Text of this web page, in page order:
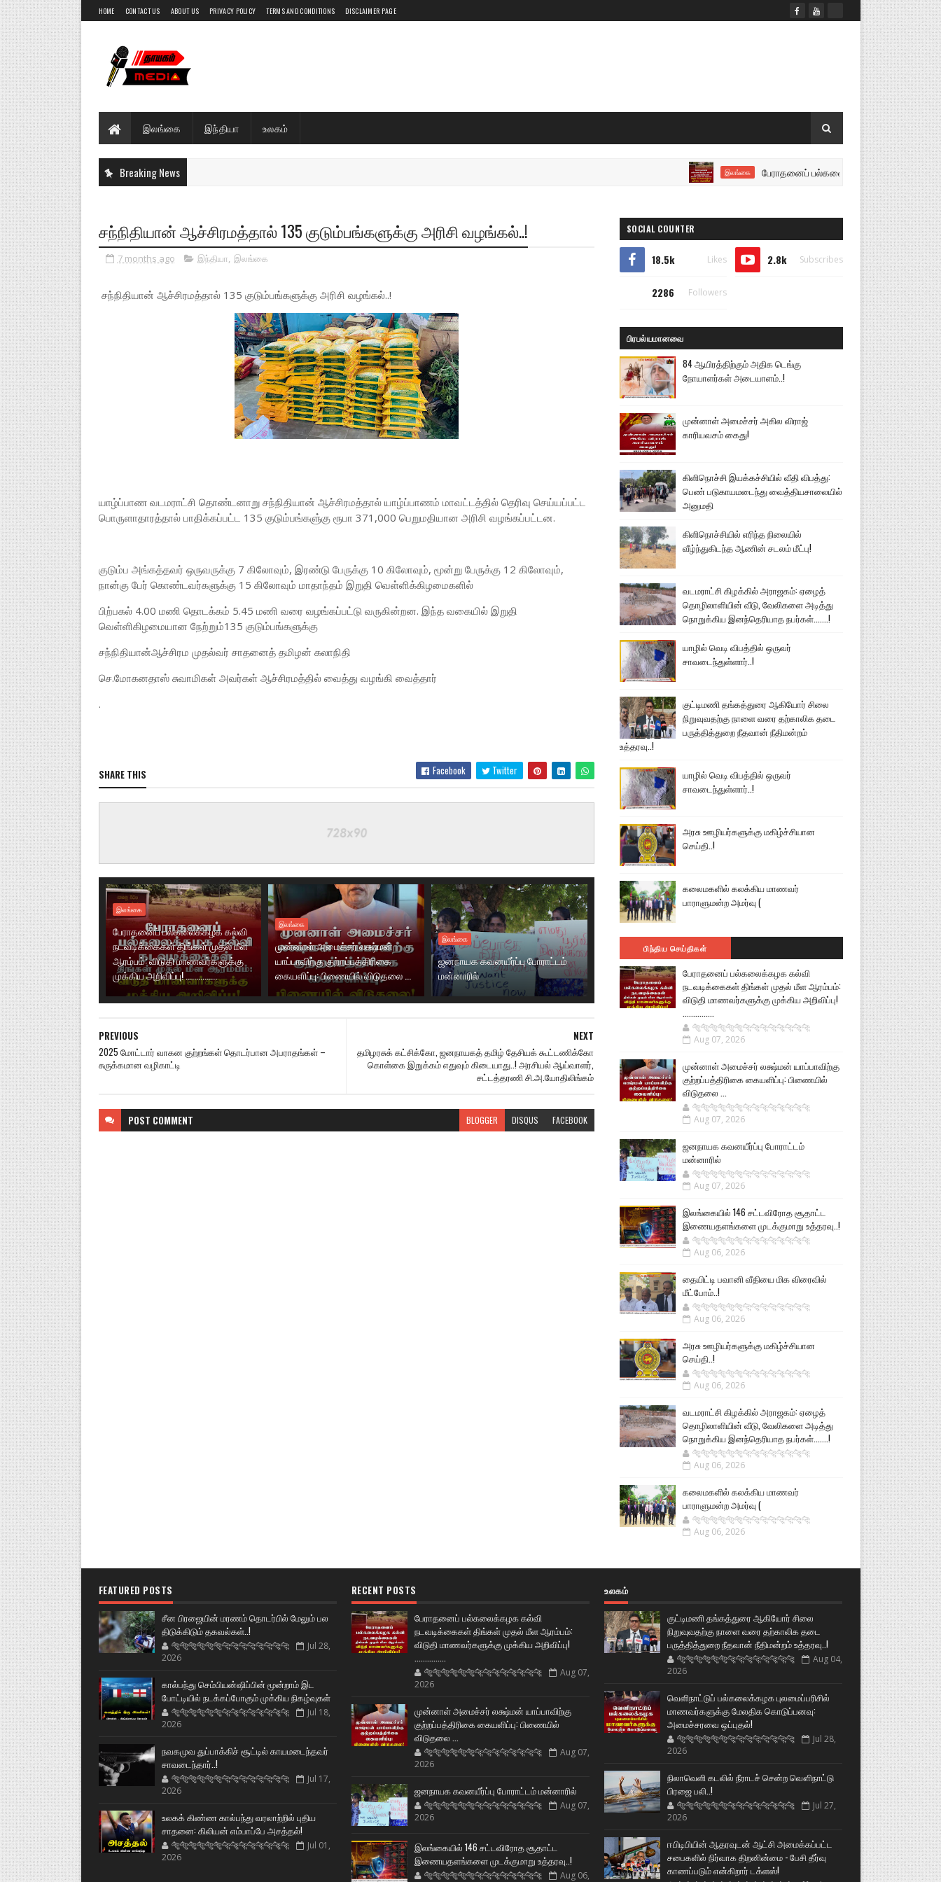
HOME CONTACT US ABOUT US PRIVACY POLICY TERMS AND CONDITIONS DISCLAIMER PAGE
இலங்கை இந்தியா உலகம்
Breaking News இலங்கை பேராதனைப் பல்கலைக்கழக கல்வி நடவடிக்கைகள்
சந்நிதியான் ஆச்சிரமத்தால் 135 குடும்பங்களுக்கு அரிசி வழங்கல்..!
7 months ago இந்தியா, இலங்கை
சந்நிதியான் ஆச்சிரமத்தால் 135 குடும்பங்களுக்கு அரிசி வழங்கல்..!
யாழ்ப்பாண வடமராட்சி தொண்டனாறு சந்நிதியான் ஆச்சிரமத்தால் யாழ்ப்பாணம் மாவட்டத்தில் தெரிவு செய்யப்பட்ட
பொருளாதாரத்தால் பாதிக்கப்பட்ட 135 குடும்பங்களு்கு ரூபா 371,000 பெறுமதியான அரிசி வழங்கப்பட்டன.
குடும்ப அங்கத்தவர் ஒருவருக்கு 7 கிலோவும், இரண்டு பேருக்கு 10 கிலோவும், மூன்று பேருக்கு 12 கிலோவும்,
நான்கு பேர் கொண்டவர்களுக்கு 15 கிலோவும் மாதாந்தம் இறுதி வெள்ளிக்கிழமைகளில்
பிற்பகல் 4.00 மணி தொடக்கம் 5.45 மணி வரை வழங்கப்பட்டு வருகின்றன. இந்த வகையில் இறுதி
வெள்ளிகிழமையான நேற்றும்135 குடும்பங்களுக்கு
சந்நிதியான்ஆச்சிரம முதல்வர் சாதனைத் தமிழன் கலாநிதி
செ.மோகனதாஸ் சுவாமிகள் அவர்கள் ஆச்சிரமத்தில் வைத்து வழங்கி வைத்தார்
.
SHARE THIS Facebook Twitter
இலங்கை
பேராதனைப் பல்கலைக்கழக கல்வி
நடவடிக்கைகள் திங்கள் முதல் மீள
ஆரம்பம்: விடுதி மாணவர்களுக்கு
முக்கிய அறிவிப்பு! ...............
இலங்கை
முன்னாள் அமைச்சர் லக்ஷ்மன்
யாப்பாவிற்கு குற்றப்பத்திரிகை
கையளிப்பு: பிணையில் விடுதலை ...
இலங்கை
ஜனநாயக கவனயீர்ப்பு போராட்டம்
மன்னாரில்
NEXT
தமிழரசுக் கட்சிக்கோ, ஜனநாயகத் தமிழ் தேசியக் கூட்டணிக்கோ
கொள்கை இறுக்கம் எதுவும் கிடையாது..! அரசியல் ஆய்வாளர்,
சட்டத்தரணி சி.அ.யோதிலிங்கம்
PREVIOUS
2025 மோட்டார் வாகன குற்றங்கள் தொடர்பான அபராதங்கள் –
சுருக்கமான வழிகாட்டி
POST COMMENT BLOGGER DISQUS FACEBOOK
SOCIAL COUNTER
18.5k Likes 2.8k Subscribes
2286 Followers
பிரபல்யமானவை
84 ஆயிரத்திற்கும் அதிக டெங்கு
நோயாளர்கள் அடையாளம்..!
முன்னாள் அமைச்சர் அகில விராஜ்
காரியவசம் கைது!
கிளிநொச்சி இயக்கச்சியில் வீதி விபத்து:
பெண் படுகாயமடைந்து வைத்தியசாலையில்
அனுமதி
கிளிநொச்சியில் எரிந்த நிலையில்
வீழ்ந்துகிடந்த ஆணின் சடலம் மீட்பு!
வடமராட்சி கிழக்கில் அராஜகம்: ஏழைத்
தொழிலாளியின் வீடு, வேலிகளை அடித்து
நொறுக்கிய இனந்தெரியாத நபர்கள்.......!
யாழில் வெடி விபத்தில் ஒருவர்
சாவடைந்துள்ளார்..!
குட்டிமணி தங்கத்துரை ஆகியோர் சிலை
நிறுவுவதற்கு நாளை வரை தற்காலிக தடை
பருத்தித்துறை நீதவான் நீதிமன்றம்
உத்தரவு..!
யாழில் வெடி விபத்தில் ஒருவர்
சாவடைந்துள்ளார்..!
அரசு ஊழியர்களுக்கு மகிழ்ச்சியான
செய்தி..!
கலைமகளில் கலக்கிய மாணவர்
பாராளுமன்ற அமர்வு (
பிந்திய செய்திகள்
பேராதனைப் பல்கலைக்கழக கல்வி
நடவடிக்கைகள் திங்கள் முதல் மீள ஆரம்பம்:
விடுதி மாணவர்களுக்கு முக்கிய அறிவிப்பு!
...............
🐅🐅🐅🐅🐅🐅🐆🐆🐆🐆🐆🐆🐆🐆
Aug 07, 2026
முன்னாள் அமைச்சர் லக்ஷ்மன் யாப்பாவிற்கு
குற்றப்பத்திரிகை கையளிப்பு: பிணையில்
விடுதலை ...
🐅🐅🐅🐅🐅🐅🐆🐆🐆🐆🐆🐆🐆🐆
Aug 07, 2026
ஜனநாயக கவனயீர்ப்பு போராட்டம்
மன்னாரில்
🐅🐅🐅🐅🐅🐅🐆🐆🐆🐆🐆🐆🐆🐆
Aug 07, 2026
இலங்கையில் 146 சட்டவிரோத சூதாட்ட
இணையதளங்களை முடக்குமாறு உத்தரவு..!
🐅🐅🐅🐅🐅🐅🐆🐆🐆🐆🐆🐆🐆🐆
Aug 06, 2026
தையிட்டி பவானி வீதியை மிக விரைவில்
மீட்போம்..!
🐅🐅🐅🐅🐅🐅🐆🐆🐆🐆🐆🐆🐆🐆
Aug 06, 2026
அரசு ஊழியர்களுக்கு மகிழ்ச்சியான
செய்தி..!
🐅🐅🐅🐅🐅🐅🐆🐆🐆🐆🐆🐆🐆🐆
Aug 06, 2026
வடமராட்சி கிழக்கில் அராஜகம்: ஏழைத்
தொழிலாளியின் வீடு, வேலிகளை அடித்து
நொறுக்கிய இனந்தெரியாத நபர்கள்.......!
🐅🐅🐅🐅🐅🐅🐆🐆🐆🐆🐆🐆🐆🐆
Aug 06, 2026
கலைமகளில் கலக்கிய மாணவர்
பாராளுமன்ற அமர்வு (
🐅🐅🐅🐅🐅🐅🐆🐆🐆🐆🐆🐆🐆🐆
Aug 06, 2026
FEATURED POSTS
சீன பிரஜையின் மரணம் தொடர்பில் மேலும் பல
திடுக்கிடும் தகவல்கள்..!
🐅🐅🐅🐅🐅🐅🐆🐆🐆🐆🐆🐆🐆🐆
Jul 28,
2026
கால்பந்து செம்பியன்ஷிப்பின் மூன்றாம் இட
போட்டியில் நடக்கப்போகும் முக்கிய நிகழ்வுகள்
🐅🐅🐅🐅🐅🐅🐆🐆🐆🐆🐆🐆🐆🐆
Jul 18,
2026
நவகமுவ துப்பாக்கிச் சூட்டில் காயமடைந்தவர்
சாவடைந்தார்..!
🐅🐅🐅🐅🐅🐅🐆🐆🐆🐆🐆🐆🐆🐆
Jul 17,
2026
உலகக் கிண்ண கால்பந்து வரலாற்றில் புதிய
சாதனை: கிலியன் எம்பாப்பே அசத்தல்!
🐅🐅🐅🐅🐅🐅🐆🐆🐆🐆🐆🐆🐆🐆
Jul 01,
2026
RECENT POSTS
பேராதனைப் பல்கலைக்கழக கல்வி
நடவடிக்கைகள் திங்கள் முதல் மீள ஆரம்பம்:
விடுதி மாணவர்களுக்கு முக்கிய அறிவிப்பு!
...............
🐅🐅🐅🐅🐅🐅🐆🐆🐆🐆🐆🐆🐆🐆
Aug 07,
2026
முன்னாள் அமைச்சர் லக்ஷ்மன் யாப்பாவிற்கு
குற்றப்பத்திரிகை கையளிப்பு: பிணையில்
விடுதலை ...
🐅🐅🐅🐅🐅🐅🐆🐆🐆🐆🐆🐆🐆🐆
Aug 07,
2026
ஜனநாயக கவனயீர்ப்பு போராட்டம் மன்னாரில்
🐅🐅🐅🐅🐅🐅🐆🐆🐆🐆🐆🐆🐆🐆
Aug 07,
2026
இலங்கையில் 146 சட்டவிரோத சூதாட்ட
இணையதளங்களை முடக்குமாறு உத்தரவு..!
🐅🐅🐅🐅🐅🐅🐆🐆🐆🐆🐆🐆🐆🐆
Aug 06,
உலகம்
குட்டிமணி தங்கத்துரை ஆகியோர் சிலை
நிறுவுவதற்கு நாளை வரை தற்காலிக தடை
பருத்தித்துறை நீதவான் நீதிமன்றம் உத்தரவு..!
🐅🐅🐅🐅🐅🐅🐆🐆🐆🐆🐆🐆🐆🐆
Aug 04,
2026
வெளிநாட்டுப் பல்கலைக்கழக புலமைப்பரிசில்
மாணவர்களுக்கு மேலதிக கொடுப்பனவு:
அமைச்சரவை ஒப்புதல்!
🐅🐅🐅🐅🐅🐅🐆🐆🐆🐆🐆🐆🐆🐆
Jul 28,
2026
நிலாவெளி கடலில் நீராடச் சென்ற வௌிநாட்டு
பிரஜை பலி..!
🐅🐅🐅🐅🐅🐅🐆🐆🐆🐆🐆🐆🐆🐆
Jul 27,
2026
ஈபிடிபியின் ஆதரவுடன் ஆட்சி அமைக்கப்பட்ட
சபைகளில் நிர்வாக திறனின்மை - பேசி தீர்வு
காணப்படும் என்கிறார் டக்ளஸ்!